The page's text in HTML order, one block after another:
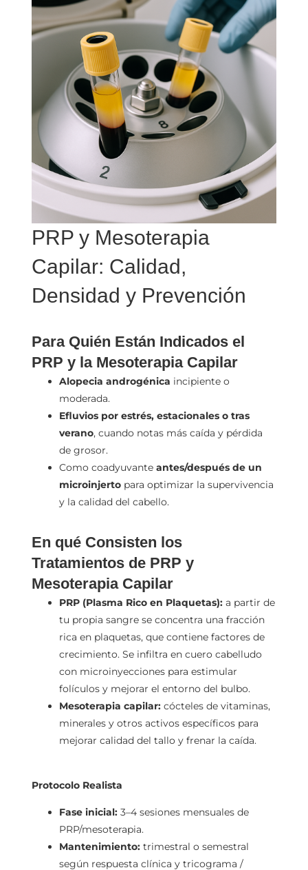
PRP y Mesoterapia
Capilar: Calidad,
Densidad y Prevención
Para Quién Están Indicados el
PRP y la Mesoterapia Capilar
Alopecia androgénica incipiente o
moderada.
Efluvios por estrés, estacionales o tras
verano, cuando notas más caída y pérdida
de grosor.
Como coadyuvante antes/después de un
microinjertopara optimizar la supervivencia
y la calidad del cabello.
En qué Consisten los
Tratamientos de PRP y
Mesoterapia Capilar
PRP (Plasma Rico en Plaquetas):a partir de
tu propia sangre se concentra una fracción
rica en plaquetas, que contiene factores de
crecimiento. Se infiltra en cuero cabelludo
con microinyecciones para estimular
folículos y mejorar el entorno del bulbo.
Mesoterapia capilar:cócteles de vitaminas,
minerales y otros activos específicos para
mejorar calidad del tallo y frenar la caída.
Protocolo Realista
Fase inicial:3–4 sesiones mensuales de
PRP/mesoterapia.
Mantenimiento:trimestral o semestral
según respuesta clínica y tricograma /